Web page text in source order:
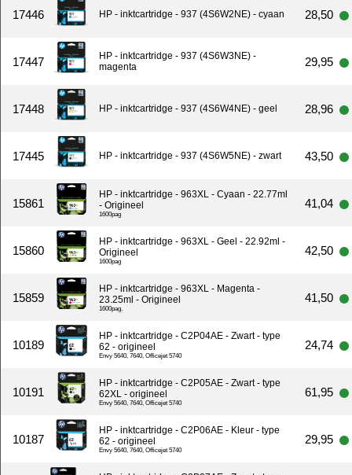
17446 HP - inktcartridge - 937 (4S6W2NE) - cyaan 28,50
17447
HP - inktcartridge - 937 (4S6W3NE) -
magenta
29,95
17448 HP - inktcartridge - 937 (4S6W4NE) - geel 28,96
17445 HP - inktcartridge - 937 (4S6W5NE) - zwart 43,50
15861
HP - inktcartridge - 963XL - Cyaan - 22.77ml
- Origineel
1600pag
41,04
15860
HP - inktcartridge - 963XL - Geel - 22.92ml -
Origineel
1600pag
42,50
15859
HP - inktcartridge - 963XL - Magenta -
23.25ml - Origineel
1600pag.
41,50
10189
HP - inktcartridge - C2P04AE - Zwart - type
62 - origineel
Envy 5640, 7640, Officejet 5740
24,74
10191
HP - inktcartridge - C2P05AE - Zwart - type
62XL - origineel
Envy 5640, 7640, Officejet 5740
61,95
10187
HP - inktcartridge - C2P06AE - Kleur - type
62 - origineel
Envy 5640, 7640, Officejet 5740
29,95